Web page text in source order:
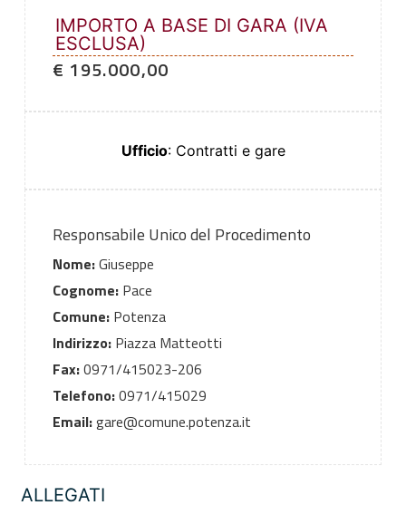
IMPORTO A BASE DI GARA (IVA
ESCLUSA)
€ 195.000,00
Ufficio: Contratti e gare
Responsabile Unico del Procedimento
Nome:Giuseppe
Cognome:Pace
Comune:Potenza
Indirizzo:Piazza Matteotti
Fax:0971/415023-206
Telefono:0971/415029
Email:gare@comune.potenza.it
ALLEGATI